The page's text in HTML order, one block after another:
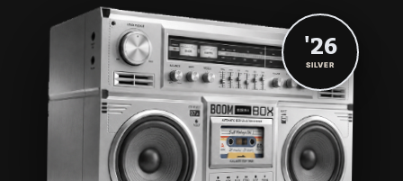
'26
SILVER